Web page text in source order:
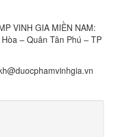
VINH GIA MIỀN NAM:
– Quân Tân Phú – TP